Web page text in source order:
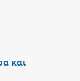
και